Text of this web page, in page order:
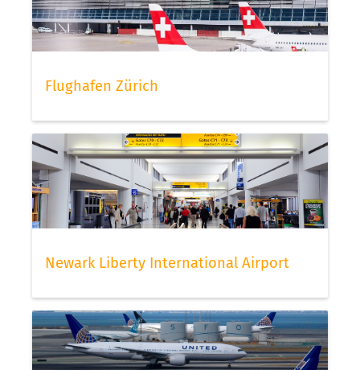
Flughafen Zürich
Newark Liberty International Airport